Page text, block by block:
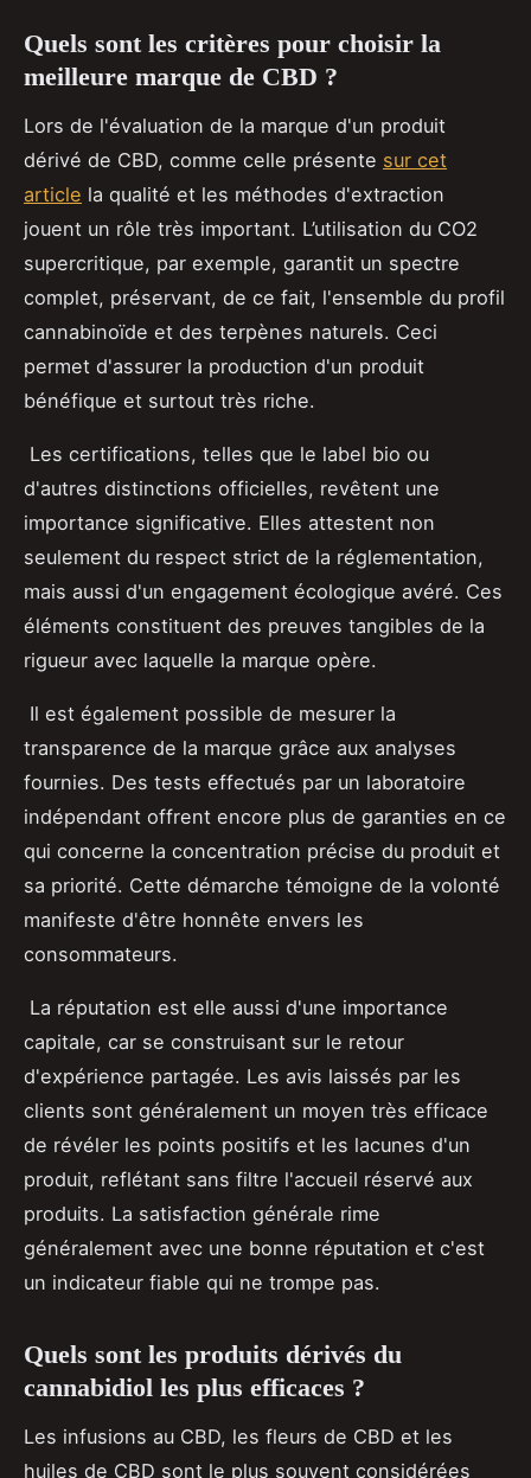
Quels sont les critères pour choisir la
meilleure marque de CBD ?
Lors de l'évaluation de la marque d'un produit
dérivé de CBD, comme celle présente sur cet
article la qualité et les méthodes d'extraction
jouent un rôle très important. L’utilisation du CO2
supercritique, par exemple, garantit un spectre
complet, préservant, de ce fait, l'ensemble du profil
cannabinoïde et des terpènes naturels. Ceci
permet d'assurer la production d'un produit
bénéfique et surtout très riche.
Les certifications, telles que le label bio ou
d'autres distinctions officielles, revêtent une
importance significative. Elles attestent non
seulement du respect strict de la réglementation,
mais aussi d'un engagement écologique avéré. Ces
éléments constituent des preuves tangibles de la
rigueur avec laquelle la marque opère.
Il est également possible de mesurer la
transparence de la marque grâce aux analyses
fournies. Des tests effectués par un laboratoire
indépendant offrent encore plus de garanties en ce
qui concerne la concentration précise du produit et
sa priorité. Cette démarche témoigne de la volonté
manifeste d'être honnête envers les
consommateurs.
La réputation est elle aussi d'une importance
capitale, car se construisant sur le retour
d'expérience partagée. Les avis laissés par les
clients sont généralement un moyen très efficace
de révéler les points positifs et les lacunes d'un
produit, reflétant sans filtre l'accueil réservé aux
produits. La satisfaction générale rime
généralement avec une bonne réputation et c'est
un indicateur fiable qui ne trompe pas.
Quels sont les produits dérivés du
cannabidiol les plus efficaces ?
Les infusions au CBD, les fleurs de CBD et les
huiles de CBD sont le plus souvent considérées